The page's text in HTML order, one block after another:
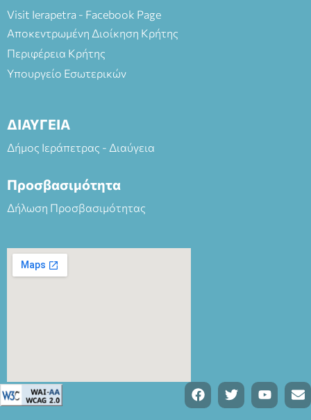
Visit Ierapetra - Facebook Page
Αποκεντρωμένη Διοίκηση Κρήτης
Περιφέρεια Κρήτης
Υπουργείο Εσωτερικών
ΔΙΑΥΓΕΙΑ
Δήμος Ιεράπετρας - Διαύγεια
Προσβασιμότητα
Δήλωση Προσβασιμότητας